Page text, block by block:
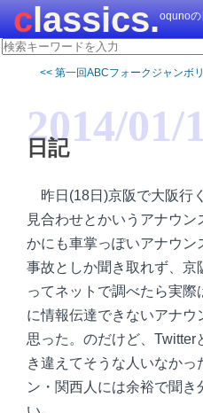
classics.oqunoの
<< 第一回ABCフォークジャンボ
2014/01/
日記
昨日(18日)京阪で大阪行
見合わせとかいうアナウ
かにも車掌っぽいアナウン
事故としか聞き取れず、京
ってネットで調べたら実
に情報伝達できないアナウ
思った。のだけど、Twitter
き違えてそうな人いなか
ン・関西人には余裕で聞